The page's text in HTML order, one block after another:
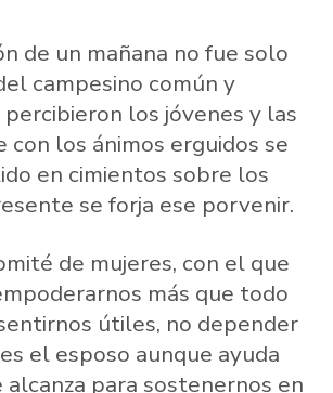
de un mañana no fue solo
campesino común y
los jóvenes y las
con los ánimos erguidos se
en cimientos sobre los
se forja ese porvenir.
de mujeres, con el que
más que todo
útiles, no depender
el esposo aunque ayuda
alcanza para sostenernos en